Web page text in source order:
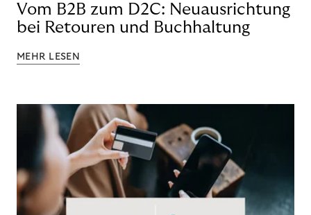
Vom B2B zum D2C: Neuausrichtung
bei Retouren und Buchhaltung
MEHR LESEN